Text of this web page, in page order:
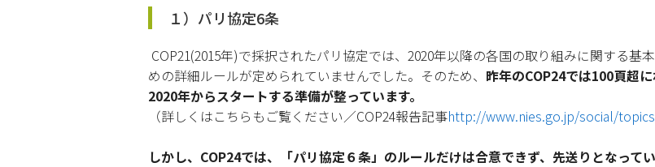
１）パリ協定6条
COP21(2015年)で採択されたパリ協定では、2020年以降の各国の取り組みに関する
めの詳細ルールが定められていませんでした。そのため、 昨年のCOP24では100頁超
2020年からスタートする準備が整っています。
（詳しくはこちらもご覧ください／COP24報告記事http://www.nies.go.jp/social/
しかし、COP24では、「パリ協定６条」のルールだけは合意できず、先送りとなっ